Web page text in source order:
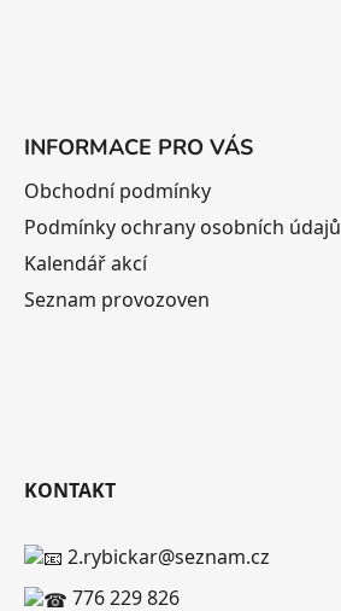
INFORMACE PRO VÁS
Obchodní podmínky
Podmínky ochrany osobních údajů
Kalendář akcí
Seznam provozoven
KONTAKT
2.rybickar@seznam.cz
776 229 826